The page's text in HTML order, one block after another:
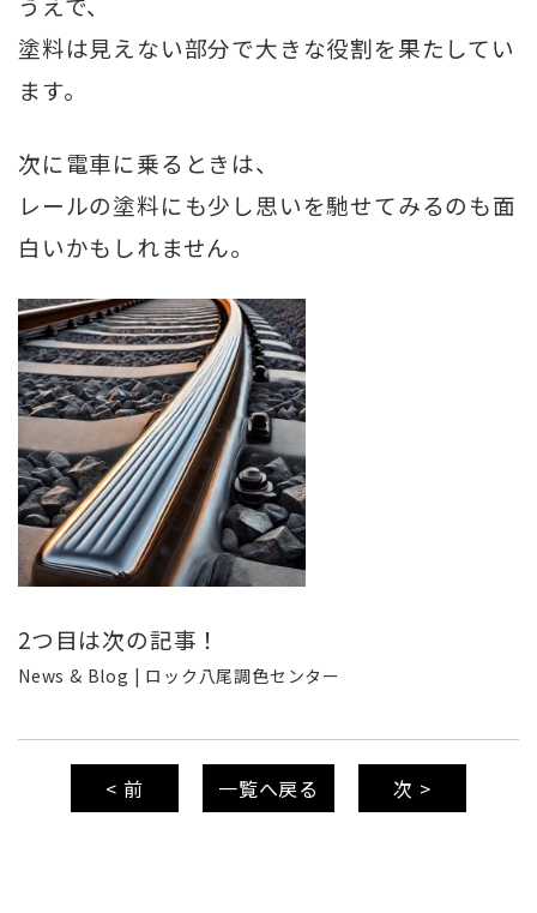
塗料は見えない部分で大きな役割を果たしてい
ます。
次に電車に乗るときは、
レールの塗料にも少し思いを馳せてみるのも面
白いかもしれません。
2つ目は次の記事！
News & Blog | ロック八尾調色センター
< 前 一覧へ戻る 次 >